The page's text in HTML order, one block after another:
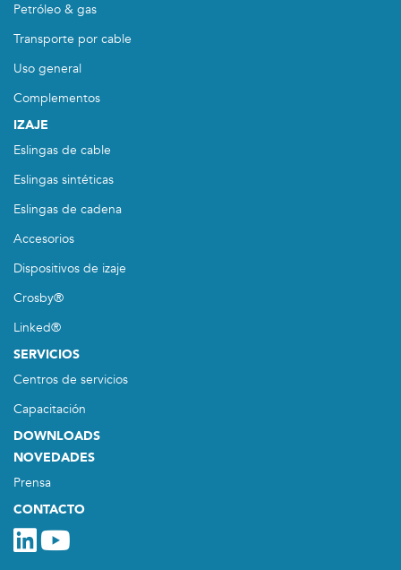
Petróleo & gas
Transporte por cable
Uso general
Complementos
IZAJE
Eslingas de cable
Eslingas sintéticas
Eslingas de cadena
Accesorios
Dispositivos de izaje
Crosby®
Linked®
SERVICIOS
Centros de servicios
Capacitación
DOWNLOADS
NOVEDADES
Prensa
CONTACTO